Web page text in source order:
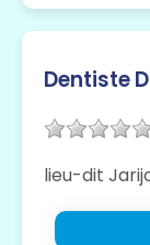
Dentiste
lieu-dit